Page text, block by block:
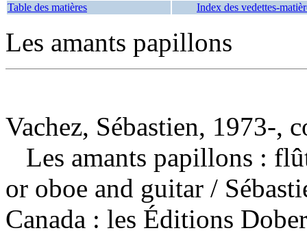
Table des matières Index des vedettes-
Les amants papillons
Vachez, Sébastien, 1973-,
Les amants papillons :
or oboe and guitar /
Canada : les Éditions